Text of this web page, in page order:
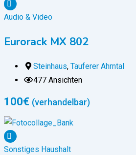
Audio & Video
Eurorack MX 802
Steinhaus, Tauferer Ahrntal
477 Ansichten
100€ (verhandelbar)
Sonstiges Haushalt